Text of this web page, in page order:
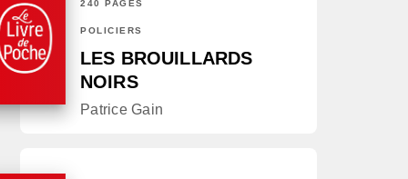
240 PAGES
POLICIERS
LES BROUILLARDS
NOIRS
Patrice Gain